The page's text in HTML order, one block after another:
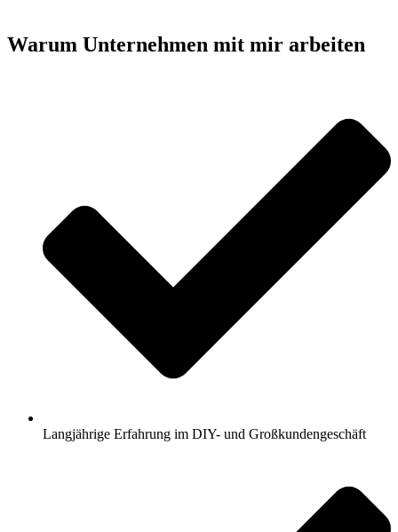
Warum Unternehmen mit mir arbeiten
Langjährige Erfahrung im DIY- und Großkundengeschäft